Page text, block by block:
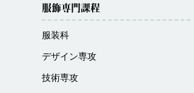
服飾専門課程
服装科
デザイン専攻
技術専攻